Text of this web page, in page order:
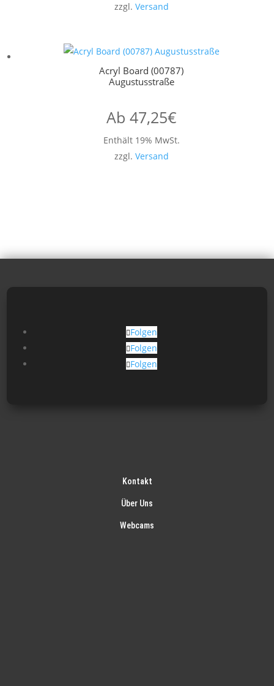
zzgl. Versand
Acryl Board (00787)
Augustusstraße
Ab 47,25€
Enthält 19% MwSt.
zzgl. Versand
Folgen
Folgen
Folgen
Kontakt
Über Uns
Webcams